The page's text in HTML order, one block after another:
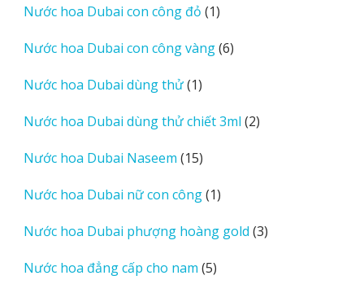
Nước hoa Dubai con công đỏ 11
phẩm
Nước hoa Dubai con công vàng 66
Nước hoa Dubai dùng thử 11
phẩm
Nước hoa Dubai dùng thử chiết 3ml 22
Nước hoa Dubai Naseem 1515
phẩm
Nước hoa Dubai nữ con công 11
phẩm
Nước hoa Dubai phượng hoàng gold 33
Nước hoa đẳng cấp cho nam 55